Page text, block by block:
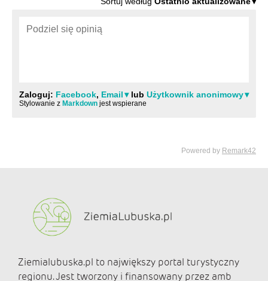
Ziemialubuska.pl to największy portal turystyczny
regionu. Jest tworzony i finansowany przez amb